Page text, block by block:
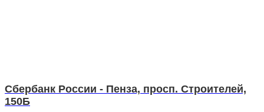
Сбербанк России - Пенза, просп. Строителей,
150Б